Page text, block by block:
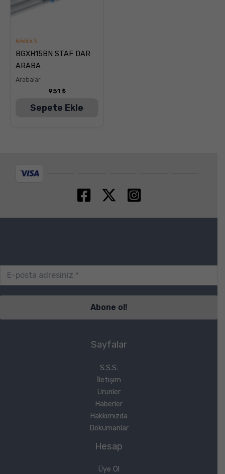
5
üzerinden
5.00
oy aldı
BGXH15BN STAF DAR
ARABA
Arabalar
951 ₺
Sepete Ekle
Sayfalar
S.S.S.
İletişim
Ürünler
Haberler
Hakkımızda
Dökümanlar
Hesap
Üye Ol